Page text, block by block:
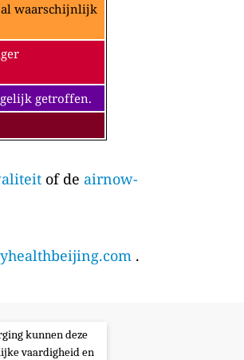
waarschijnlijk
getroffen.
of de airnow-
.
kunnen deze
vaardigheid en